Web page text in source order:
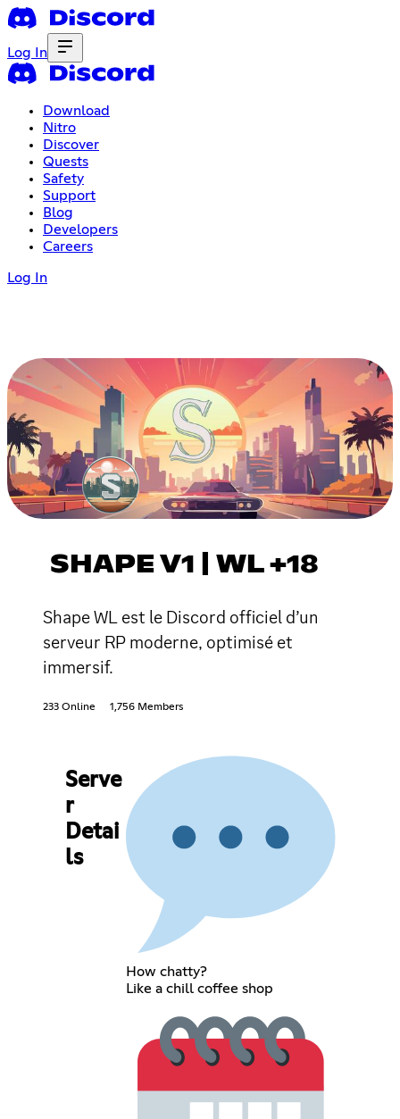
Log In
Download
Nitro
Discover
Quests
Safety
Support
Blog
Developers
Careers
Log In
SHAPE V1 | WL +18
Shape WL est le Discord officiel d’un
serveur RP moderne, optimisé et
immersif.
233 Online 1,756 Members
Serve
r
Detai
ls
How chatty?
Like a chill coffee shop